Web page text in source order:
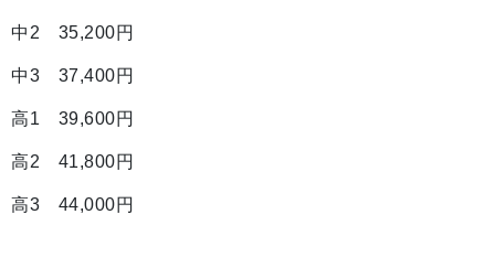
中2 35,200円
中3 37,400円
高1 39,600円
高2 41,800円
高3 44,000円